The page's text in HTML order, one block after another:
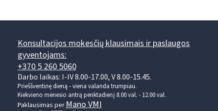
Konsultacijos mokesčių klausimais ir paslaugos
gyventojams:
+370 5 260 5060
Darbo laikas: I-IV 8.00-17.00, V 8.00-15.45.
Prieššventinę dieną - viena valanda trumpiau.
Kiekvieno mėnesio antrą penktadienį 8.00 val. - 12.00 val.
Paklausimas per Mano VMI